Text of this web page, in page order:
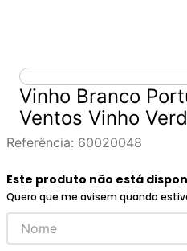
Vinho Branco
Ventos Vinho
Referência: 60020048
Este produto não está
Quero que me avisem quando